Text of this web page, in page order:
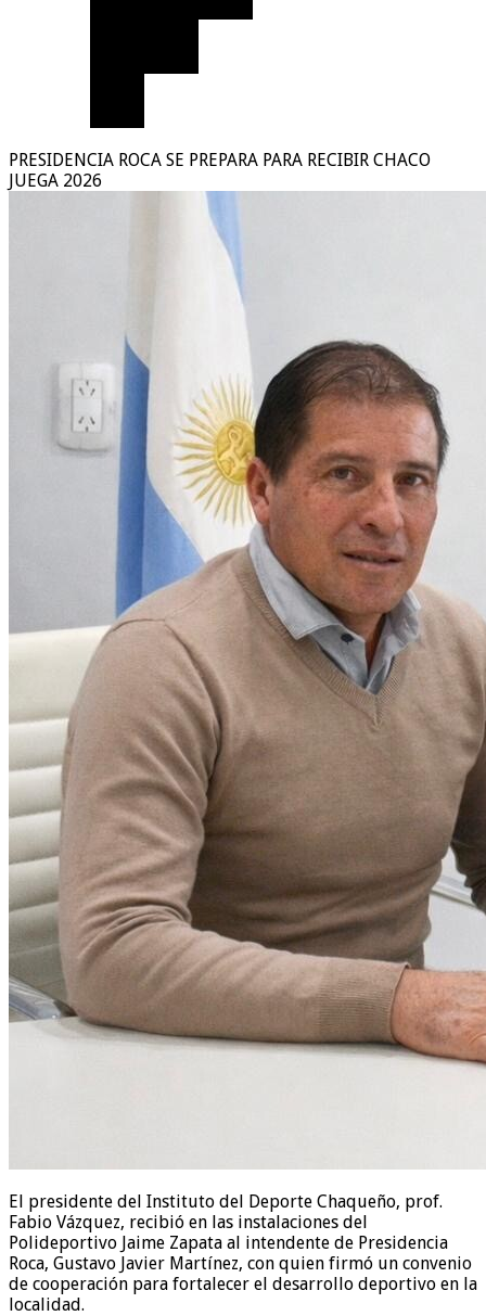
PRESIDENCIA ROCA SE PREPARA PARA RECIBIR CHACO
JUEGA 2026
El presidente del Instituto del Deporte Chaqueño, prof.
Fabio Vázquez, recibió en las instalaciones del
Polideportivo Jaime Zapata al intendente de Presidencia
Roca, Gustavo Javier Martínez, con quien firmó un convenio
de cooperación para fortalecer el desarrollo deportivo en la
localidad.